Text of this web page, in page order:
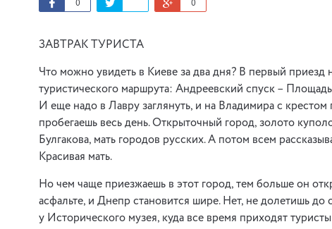
0 0
ЗАВТРАК ТУРИСТА
Что можно увидеть в Киеве за два дня? В первый приезд
туристического маршрута: Андреевский спуск –
И еще надо в Лавру заглянуть, и на Владимира с
пробегаешь весь день. Открыточный город, золото
Булгакова, мать городов русских. А потом всем
Красивая мать.
Но чем чаще приезжаешь в этот город, тем больше он
асфальте, и Днепр становится шире. Нет, не долетишь до
у Исторического музея, куда все время приходят